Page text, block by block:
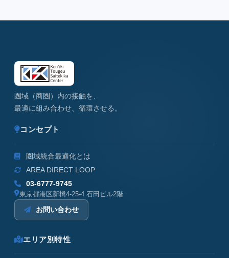
圏域（商圏）内の接触を、
最適に組み合わせ、循環させる。
コンセプト
圏域統合最適化とは
AREA DIRECT LOOP
03-6777-9745
東京都港区新橋4-25-4 石田ビル2階
お問い合わせ
エリア別特性